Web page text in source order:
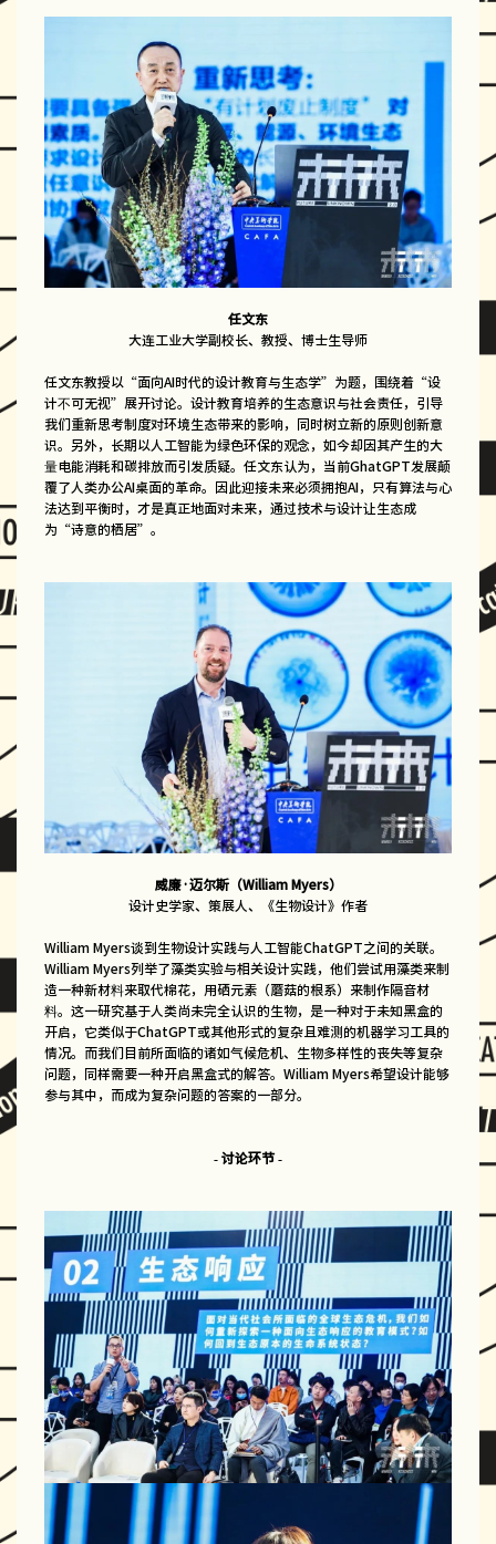
任文东
大连工业大学副校长、教授、博士生导师
任文东教授以“面向AI时代的设计教育与生态学”为题，围绕着“设
计不可无视”展开讨论。设计教育培养的生态意识与社会责任，引导
我们重新思考制度对环境生态带来的影响，同时树立新的原则创新意
识。另外，长期以人工智能为绿色环保的观念，如今却因其产生的大
量电能消耗和碳排放而引发质疑。任文东认为，当前GhatGPT发展颠
覆了人类办公AI桌面的革命。因此迎接未来必须拥抱AI，只有算法与心
法达到平衡时，才是真正地面对未来，通过技术与设计让生态成
为“诗意的栖居”。
威廉·迈尔斯（William Myers）
设计史学家、策展人、《生物设计》作者
William Myers谈到生物设计实践与人工智能ChatGPT之间的关联。
William Myers列举了藻类实验与相关设计实践，他们尝试用藻类来制
造一种新材料来取代棉花，用硒元素（蘑菇的根系）来制作隔音材
料。这一研究基于人类尚未完全认识的生物，是一种对于未知黑盒的
开启，它类似于ChatGPT或其他形式的复杂且难测的机器学习工具的
情况。而我们目前所面临的诸如气候危机、生物多样性的丧失等复杂
问题，同样需要一种开启黑盒式的解答。William Myers希望设计能够
参与其中，而成为复杂问题的答案的一部分。
- 讨论环节 -